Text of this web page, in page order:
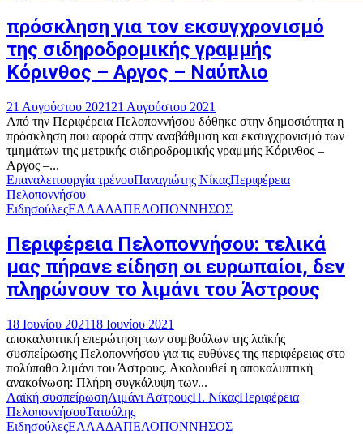
πρόσκληση για τον εκσυγχρονισμό
της σιδηροδρομικής γραμμής
Κόρινθος – Αργος – Ναύπλιο
21 Αυγούστου 2021 21 Αυγούστου 2021
Από την Περιφέρεια Πελοποννήσου δόθηκε στην δημοσιότητα η
πρόσκληση που αφορά στην αναβάθμιση και εκσυγχρονισμό των
τμημάτων της μετρικής σιδηροδρομικής γραμμής Κόρινθος –
Αργος –...
Επαναλειτουργία τρένουΠαναγιώτης ΝίκαςΠεριφέρεια
Πελοποννήσου
ΕιδησούλεςΕΛΛΑΔΑΠΕΛΟΠΟΝΝΗΣΟΣ
Περιφέρεια Πελοποννήσου: τελικά
μας πήρανε είδηση οι ευρωπαίοι, δεν
πληρώνουν το λιμάνι του Άστρους
18 Ιουνίου 202118 Ιουνίου 2021
αποκαλυπτική επερώτηση των συμβούλων της λαϊκής
συσπείρωσης Πελοποννήσου για τις ευθύνες της περιφέρειας στο
πολύπαθο λιμάνι του Άστρους. Ακολουθεί η αποκαλυπτική
ανακοίνωση: Πλήρη συγκάλυψη των...
Λαϊκή συσπείρωσηΛιμάνι ΆστρουςΠ. ΝίκαςΠεριφέρεια
ΠελοποννήσουΤατούλης
ΕιδησούλεςΕΛΛΑΔΑΠΕΛΟΠΟΝΝΗΣΟΣ